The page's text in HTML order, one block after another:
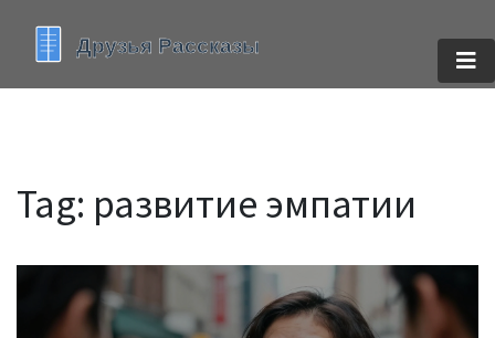
Tag: развитие эмпатии